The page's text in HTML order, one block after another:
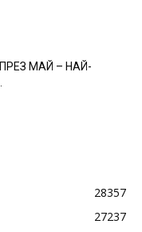
МАЙ – НАЙ-
28357
27237